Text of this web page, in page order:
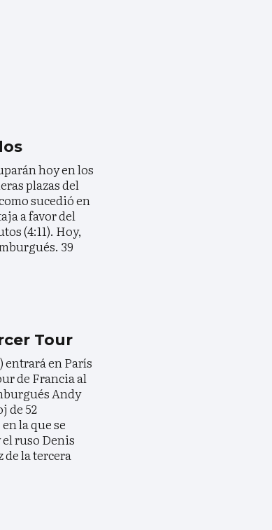
hoy en los
plazas del
sucedió en
a favor del
(4:11). Hoy,
39
Tour
entrará en París
de Francia al
Andy
de 52
la que se
ruso Denis
de la tercera